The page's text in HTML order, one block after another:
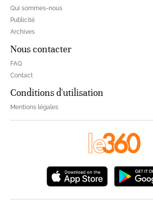
Qui sommes-nous
Publicité
Archives
Nous contacter
FAQ
Contact
Conditions d'utilisation
Mentions légales